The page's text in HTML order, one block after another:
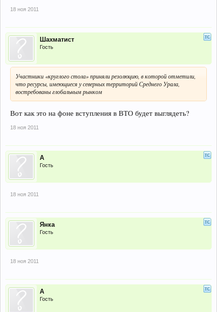
18 ноя 2011
Шахматист
Гость
Участники «круглого стола» приняли резолюцию, в которой отметили,
что ресурсы, имеющиеся у северных территорий Среднего Урала,
востребованы глобальным рынком
Вот как это на фоне вступления в ВТО будет выглядеть?
18 ноя 2011
А
Гость
18 ноя 2011
Янка
Гость
18 ноя 2011
А
Гость